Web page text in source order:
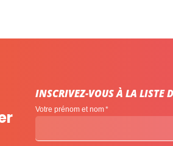
INSCRIVEZ-VOUS À LA LISTE
Votre prénom et nom